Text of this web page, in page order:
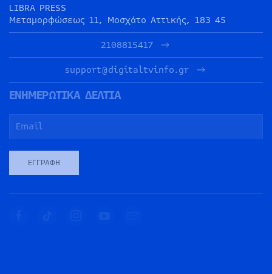
LIBRA PRESS
Μεταμορφώσεως 11, Μοσχάτο Αττικής, 183 45
2108815417
support@digitaltvinfo.gr
ΕΝΗΜΕΡΩΤΙΚΑ ΔΕΛΤΙΑ
ΕΓΓΡΑΦΉ